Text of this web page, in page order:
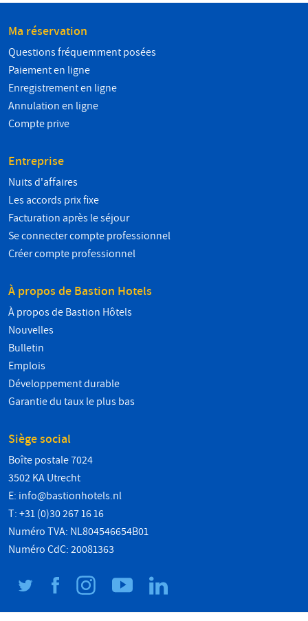
Ma réservation
Questions fréquemment posées
Paiement en ligne
Enregistrement en ligne
Annulation en ligne
Compte prive
Entreprise
Nuits d'affaires
Les accords prix fixe
Facturation après le séjour
Se connecter compte professionnel
Créer compte professionnel
À propos de Bastion Hotels
À propos de Bastion Hôtels
Nouvelles
Bulletin
Emplois
Développement durable
Garantie du taux le plus bas
Siège social
Boîte postale 7024
3502 KA Utrecht
E: info@bastionhotels.nl
T: +31 (0)30 267 16 16
Numéro TVA: NL804546654B01
Numéro CdC: 20081363